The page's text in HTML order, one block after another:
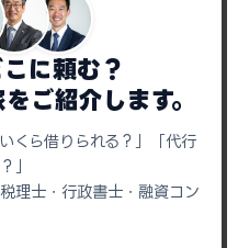
に頼む？
ご紹介します。
くら借りられる？」「代行
」
理士・行政書士・融資コン